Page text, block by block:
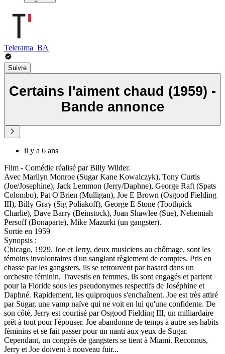
Telerama_BA
Suivre
Certains l'aiment chaud (1959) -
Bande annonce
il y a 6 ans
Film - Comédie réalisé par Billy Wilder.
Avec Marilyn Monroe (Sugar Kane Kowalczyk), Tony Curtis
(Joe/Josephine), Jack Lemmon (Jerry/Daphne), George Raft (Spats
Colombo), Pat O'Brien (Mulligan), Joe E Brown (Osgood Fielding
III), Billy Gray (Sig Poliakoff), George E Stone (Toothpick
Charlie), Dave Barry (Beinstock), Joan Shawlee (Sue), Nehemiah
Persoff (Bonaparte), Mike Mazurki (un gangster).
Sortie en 1959
Synopsis :
Chicago, 1929. Joe et Jerry, deux musiciens au chômage, sont les
témoins involontaires d'un sanglant règlement de comptes. Pris en
chasse par les gangsters, ils se retrouvent par hasard dans un
orchestre féminin. Travestis en femmes, ils sont engagés et partent
pour la Floride sous les pseudonymes respectifs de Joséphine et
Daphné. Rapidement, les quiproquos s'enchaînent. Joe est très attiré
par Sugar, une vamp naïve qui ne voit en lui qu'une confidente. De
son côté, Jerry est courtisé par Osgood Fielding III, un milliardaire
prêt à tout pour l'épouser. Joe abandonne de temps à autre ses habits
féminins et se fait passer pour un nanti aux yeux de Sugar.
Cependant, un congrès de gangsters se tient à Miami. Reconnus,
Jerry et Joe doivent à nouveau fuir...